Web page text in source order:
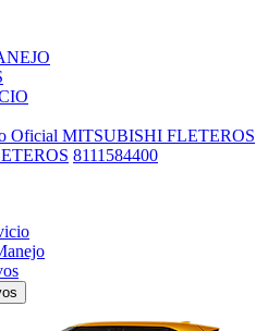
MITSUBISHI FLETEROS
8111584400